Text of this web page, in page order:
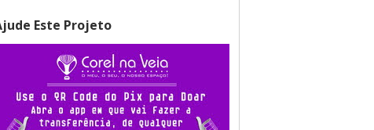
Este Projeto